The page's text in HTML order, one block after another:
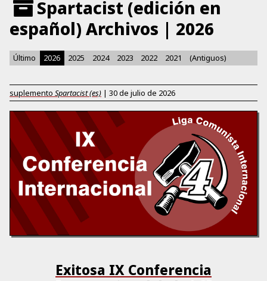
Spartacist (edición en
español) Archivos | 2026
Último 2026 2025 2024 2023 2022 2021 (Antiguos)
suplemento Spartacist (es) | 30 de julio de 2026
Exitosa IX Conferencia